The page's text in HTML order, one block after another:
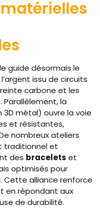
guide désormais le
issu de circuits
carbone et les
Parallèlement, la
métal) ouvre la voie
et résistantes,
nombreux ateliers
traditionnel et
des bracelets et
optimisés pour
Cette alliance renforce
en répondant aux
de durabilité.